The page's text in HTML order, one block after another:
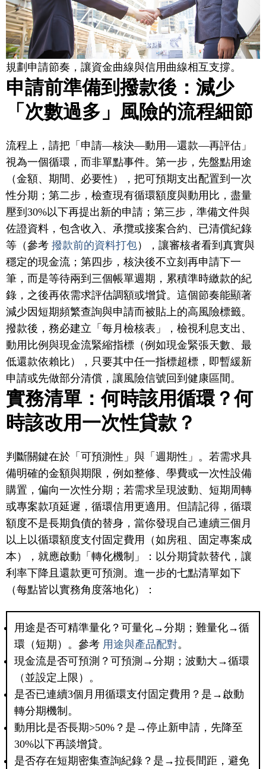
規劃申請節奏，讓資金曲線與信用曲線相互支撐。
申請前準備到撥款後：減少
「次數過多」風險的流程細節
流程上，請把「申請—核決—動用—還款—再評估」
視為一個循環，而非單點事件。第一步，先盤點用途
（金額、期間、必要性），把可預期支出配置到一次
性分期；第二步，檢查現有循環額度與動用比，盡量
壓到30%以下再提出新的申請；第三步，準備文件與
佐證資料，包含收入、承攬或接案合約、已清償紀錄
等（參考 撥款前的資料打包），讓審核者看到真實與
穩定的現金流；第四步，核決後不立刻再申請下一
筆，而是等待兩到三個帳單週期，累積準時繳款的紀
錄，之後再依需求評估調額或增貸。這個節奏能顯著
減少因短期頻繁查詢與申請而被貼上的高風險標籤。
撥款後，務必建立「每月檢核表」，檢視利息支出、
動用比例與現金流緊縮指標（例如現金緊張天數、最
低還款依賴比），只要其中任一指標超標，即暫緩新
申請或先做部分清償，讓風險信號回到健康區間。
實務清單：何時該用循環？何
時該改用一次性貸款？
判斷關鍵在於「可預測性」與「週期性」。若需求具
備明確的金額與期限，例如整修、學費或一次性設備
購置，偏向一次性分期；若需求呈現波動、短期周轉
或專案款項延遲，循環信用更適用。但請記得，循環
額度不是長期負債的替身，當你發現自己連續三個月
以上以循環額度支付固定費用（如房租、固定專案成
本），就應啟動「轉化機制」：以分期貸款替代，讓
利率下降且還款更可預測。進一步的七點清單如下
（每點皆以實務角度落地化）：
用途是否可精準量化？可量化→分期；難量化→循
環（短期）。參考 用途與產品配對。
現金流是否可預測？可預測→分期；波動大→循環
（並設定上限）。
是否已連續3個月用循環支付固定費用？是→啟動
轉分期機制。
動用比是否長期>50%？是→停止新申請，先降至
30%以下再談增貸。
是否存在短期密集查詢紀錄？是→拉長間距，避免